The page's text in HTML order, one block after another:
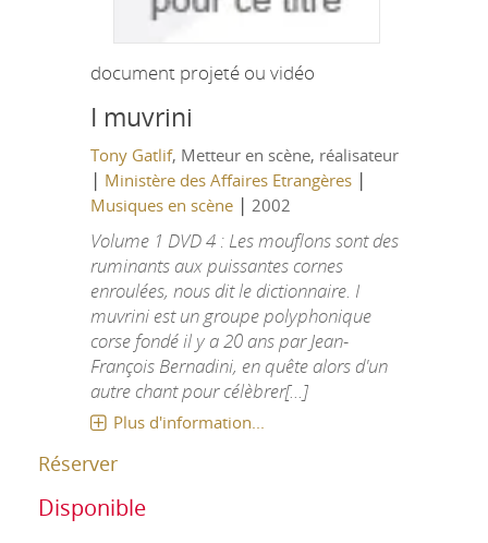
document projeté ou vidéo
I muvrini
Tony Gatlif, Metteur en scène, réalisateur
| Ministère des Affaires Etrangères|
Musiques en scène| 2002
Volume 1 DVD 4 : Les mouflons sont des
ruminants aux puissantes cornes
enroulées, nous dit le dictionnaire. I
muvrini est un groupe polyphonique
corse fondé il y a 20 ans par Jean-
François Bernadini, en quête alors d'un
autre chant pour célèbrer[...]
Plus d'information...
Réserver
Disponible